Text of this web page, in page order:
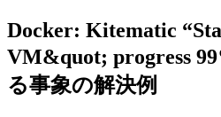
Docker: Kitematic
VM&quot; progress
る事象の解決例